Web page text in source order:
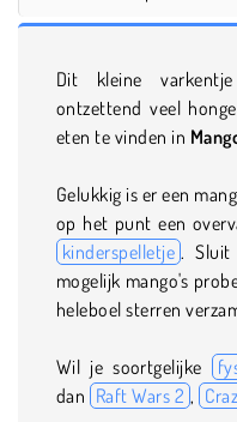
Dit kleine
ontzettend veel
eten te vinden in
Gelukkig is er een
op het punt een
kinderspelletje . Sluit
mogelijk mango's
heleboel sterren
Wil je soortgelijke
dan Raft Wars 2 ,